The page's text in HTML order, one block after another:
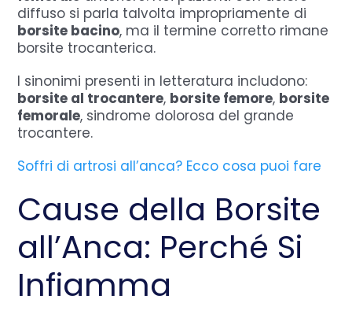
diffuso si parla talvolta impropriamente di
borsite bacino, ma il termine corretto rimane
borsite trocanterica.
I sinonimi presenti in letteratura includono:
borsite al trocantere, borsite femore, borsite
femorale, sindrome dolorosa del grande
trocantere.
Soffri di artrosi all’anca? Ecco cosa puoi fare
Cause della Borsite
all’Anca: Perché Si
Infiamma